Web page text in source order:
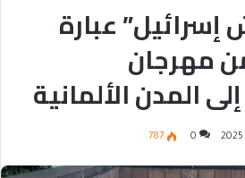
عبارة
مهرجان
المدن الألمانية
0
787